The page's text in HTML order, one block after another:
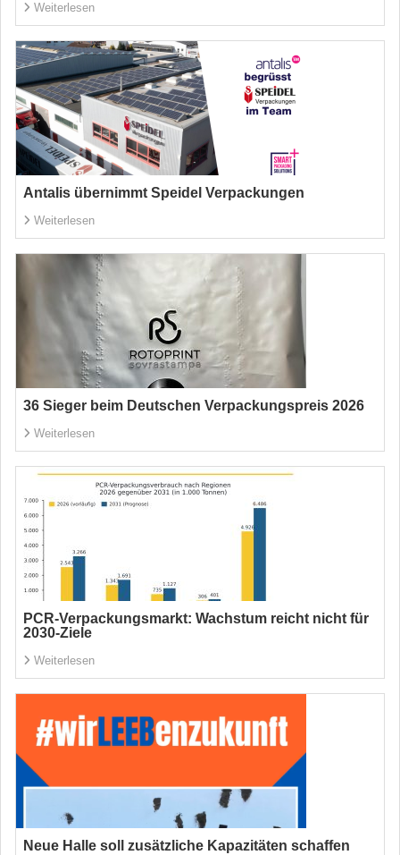
Weiterlesen
Antalis übernimmt Speidel Verpackungen
Weiterlesen
36 Sieger beim Deutschen Verpackungspreis 2026
Weiterlesen
PCR-Verpackungsmarkt: Wachstum reicht nicht für
2030-Ziele
Weiterlesen
Neue Halle soll zusätzliche Kapazitäten schaffen